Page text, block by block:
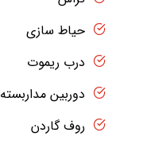
حیاط سازی
درب ریموت
دوربین مداربسته
روف گاردن